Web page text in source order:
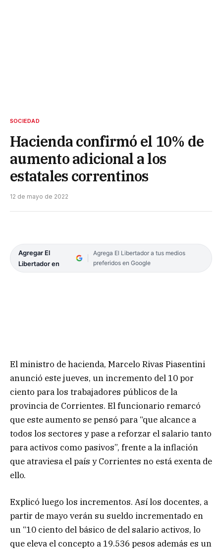
SOCIEDAD
Hacienda confirmó el 10% de
aumento adicional a los
estatales correntinos
12 de mayo de 2022
Agregar El
Libertador en
Agrega El Libertador a tus medios
preferidos en Google
El ministro de hacienda, Marcelo Rivas Piasentini
anunció este jueves, un incremento del 10 por
ciento para los trabajadores públicos de la
provincia de Corrientes. El funcionario remarcó
que este aumento se pensó para “que alcance a
todos los sectores y pase a reforzar el salario tanto
para activos como pasivos”, frente a la inflación
que atraviesa el país y Corrientes no está exenta de
ello.
Explicó luego los incrementos. Así los docentes, a
partir de mayo verán su sueldo incrementado en
un “10 ciento del básico de del salario activos, lo
que eleva el concepto a 19.536 pesos además es un